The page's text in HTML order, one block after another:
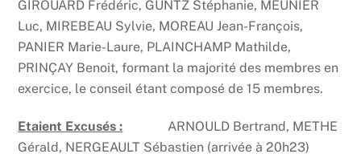
GIROUARD Frédéric, GUNTZ Stéphanie, MEUNIER
Luc, MIREBEAU Sylvie, MOREAU Jean-François,
PANIER Marie-Laure, PLAINCHAMP Mathilde,
PRINÇAY Benoit, formant la majorité des membres en
exercice, le conseil étant composé de 15 membres.
Etaient Excusés : ARNOULD Bertrand, METHE
Gérald, NERGEAULT Sébastien (arrivée à 20h23)